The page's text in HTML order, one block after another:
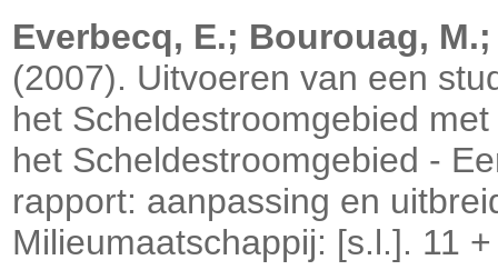
Everbecq, E.; Bourouag,
(2007). Uitvoeren van een
het Scheldestroomgebied
het Scheldestroomgebied -
rapport: aanpassing en
Milieumaatschappij: [s.l.]. 11